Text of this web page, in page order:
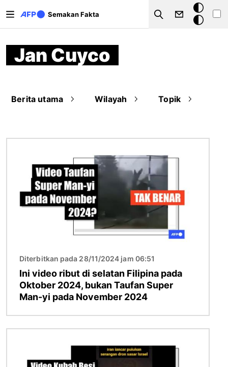
Semakan Fakta
Search
Mod
gelap
Jan Cuyco
Berita utama Wilayah Topik
Diterbitkan pada 28/11/2024 jam 06:51
Ini video ribut di selatan Filipina pada
Oktober 2024, bukan Taufan Super
Man-yi pada November 2024